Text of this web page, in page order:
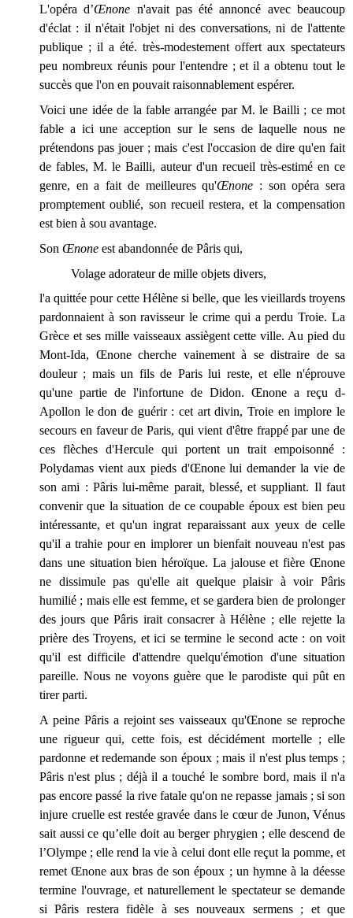
L'opéra d’Œnone n'avait pas été annoncé avec beaucoup
d'éclat : il n'était l'objet ni des conversations, ni de l'attente
publique ; il a été. très-modestement offert aux spectateurs
peu nombreux réunis pour l'entendre ; et il a obtenu tout le
succès que l'on en pouvait raisonnablement espérer.
Voici une idée de la fable arrangée par M. le Bailli ; ce mot
fable a ici une acception sur le sens de laquelle nous ne
prétendons pas jouer ; mais c'est l'occasion de dire qu'en fait
de fables, M. le Bailli, auteur d'un recueil très-estimé en ce
genre, en a fait de meilleures qu'Œnone : son opéra sera
promptement oublié, son recueil restera, et la compensation
est bien à sou avantage.
Son Œnone est abandonnée de Pâris qui,
Volage adorateur de mille objets divers,
l'a quittée pour cette Hélène si belle, que les vieillards troyens
pardonnaient à son ravisseur le crime qui a perdu Troie. La
Grèce et ses mille vaisseaux assiègent cette ville. Au pied du
Mont-Ida, Œnone cherche vainement à se distraire de sa
douleur ; mais un fils de Paris lui reste, et elle n'éprouve
qu'une partie de l'infortune de Didon. Œnone a reçu d-
Apollon le don de guérir : cet art divin, Troie en implore le
secours en faveur de Paris, qui vient d'être frappé par une de
ces flèches d'Hercule qui portent un trait empoisonné :
Polydamas vient aux pieds d'Œnone lui demander la vie de
son ami : Pâris lui-même parait, blessé, et suppliant. Il faut
convenir que la situation de ce coupable époux est bien peu
intéressante, et qu'un ingrat reparaissant aux yeux de celle
qu'il a trahie pour en implorer un bienfait nouveau n'est pas
dans une situation bien héroïque. La jalouse et fière Œnone
ne dissimule pas qu'elle ait quelque plaisir à voir Pâris
humilié ; mais elle est femme, et se gardera bien de prolonger
des jours que Pâris irait consacrer à Hélène ; elle rejette la
prière des Troyens, et ici se termine le second acte : on voit
qu'il est difficile d'attendre quelqu'émotion d'une situation
pareille. Nous ne voyons guère que le parodiste qui pût en
tirer parti.
A peine Pâris a rejoint ses vaisseaux qu'Œnone se reproche
une rigueur qui, cette fois, est décidément mortelle ; elle
pardonne et redemande son époux ; mais il n'est plus temps ;
Pâris n'est plus ; déjà il a touché le sombre bord, mais il n'a
pas encore passé la rive fatale qu'on ne repasse jamais ; si son
injure cruelle est restée gravée dans le cœur de Junon, Vénus
sait aussi ce qu’elle doit au berger phrygien ; elle descend de
l’Olympe ; elle rend la vie à celui dont elle reçut la pomme, et
remet Œnone aux bras de son époux ; un hymne à la déesse
termine l'ouvrage, et naturellement le spectateur se demande
si Pâris restera fidèle à ses nouveaux sermens ; et que